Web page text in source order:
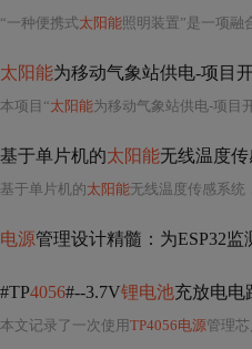
“一种便携式太阳能照明装置”是一项融
太阳能为移动气象站供电-项目
本项目“太阳能为移动气象站供电-项目开发”是一个
基于单片机的太阳能无线温度
基于单片机的太阳能无线温度传感系统
电源管理设计精髓：为ESP32
#TP4056#--3.7V锂电池充放电电
本文记录了一次使用TP4056电源管理